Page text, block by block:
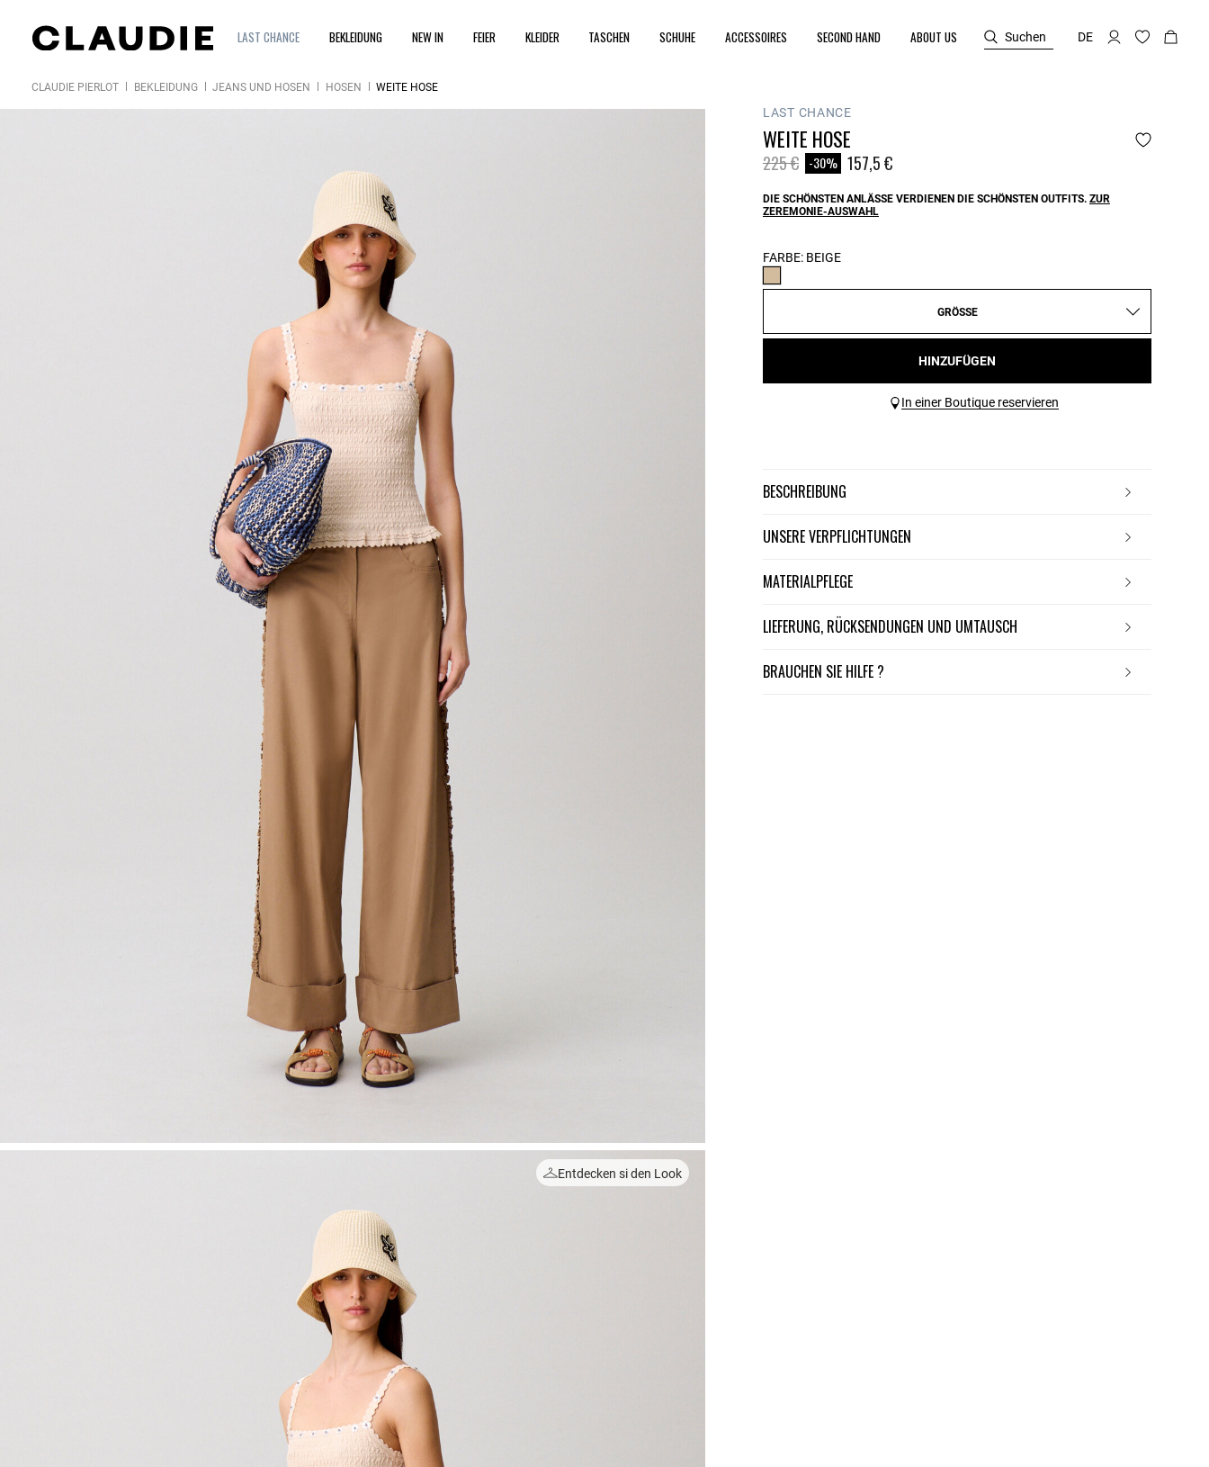
LAST CHANCE BEKLEIDUNG NEW IN FEIER KLEIDER TASCHEN SCHUHE ACCESSOIRES SECOND HAND ABOUT US Suchen DE
CLAUDIE PIERLOT BEKLEIDUNG JEANS UND HOSEN HOSEN WEITE HOSE
Entdecken si den Look
LAST CHANCE
WEITE HOSE
Price reduced from
225 €to-30% 157,5 €
DIE SCHÖNSTEN ANLÄSSE VERDIENEN DIE SCHÖNSTEN OUTFITS. ZUR
ZEREMONIE-AUSWAHL
FARBE: BEIGE
GRÖSSE
HINZUFÜGEN
In einer Boutique reservieren
BESCHREIBUNG
UNSERE VERPFLICHTUNGEN
MATERIALPFLEGE
LIEFERUNG, RÜCKSENDUNGEN UND UMTAUSCH
BRAUCHEN SIE HILFE ?